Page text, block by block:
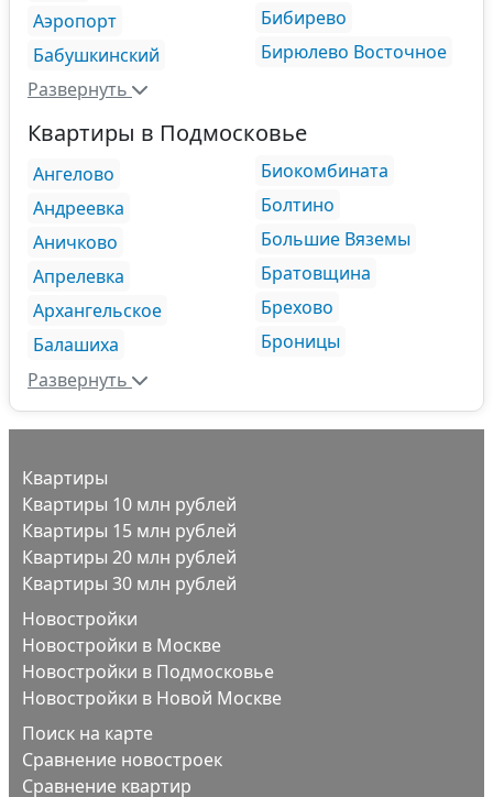
Аэропорт
Бабушкинский
Бибирево
Бирюлево Восточное
Развернуть
Квартиры в Подмосковье
Ангелово
Андреевка
Аничково
Апрелевка
Архангельское
Балашиха
Биокомбината
Болтино
Большие Вяземы
Братовщина
Брехово
Броницы
Развернуть
Квартиры
Квартиры 10 млн рублей
Квартиры 15 млн рублей
Квартиры 20 млн рублей
Квартиры 30 млн рублей
Новостройки
Новостройки в Москве
Новостройки в Подмосковье
Новостройки в Новой Москве
Поиск на карте
Сравнение новостроек
Сравнение квартир